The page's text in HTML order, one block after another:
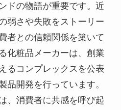
ドの物語が重要です。近
弱さや失敗をストーリー
者との信頼関係を築いて
化粧品メーカーは、創業
るコンプレックスを公表
品開発を行っています。
、消費者に共感を呼び起